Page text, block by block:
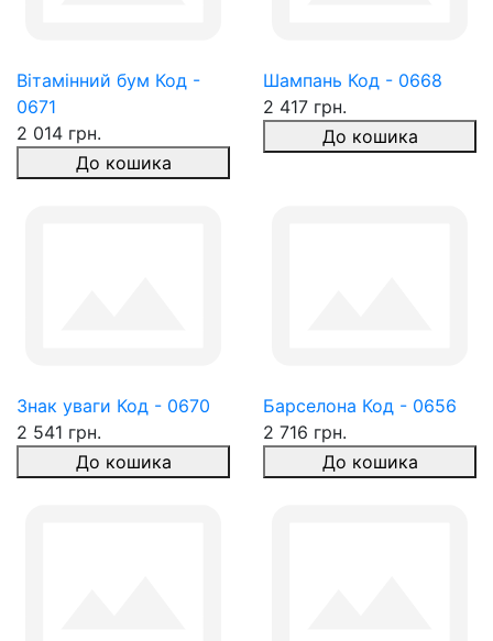
Вітамінний бум Код -
0671
2 014 грн.
До кошика
Шампань Код - 0668
2 417 грн.
До кошика
Знак уваги Код - 0670
2 541 грн.
До кошика
Барселона Код - 0656
2 716 грн.
До кошика